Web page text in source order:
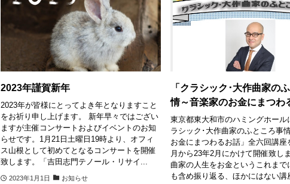
2023年謹賀新年
2023年が皆様にとってよき年となりますこと
をお祈り申し上げます。 新年早々ではござい
ますが主催コンサートおよびイベントのお知
らせです。1月21日土曜日19時より、オフィ
ス山根として初めてとなるコンサートを開催
致します。「吉田志門テノール・リサイ...
2023年1月1日 お知らせ
「クラシック･大作曲家の
情～音楽家のお金にまつわ
東京都東大和市のハミングホール
ラシック･大作曲家のふところ事
お金にまつわるお話」全六回講座
月から23年2月にかけて開催致し
曲家の人生をお金というこれまで
も含め振り返る、ほかにはない講